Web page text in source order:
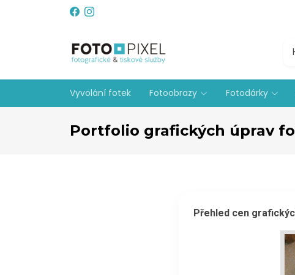
Vyvolání fotek Fotoobrazy Fotodárky
Portfolio grafických úprav
Přehled cen